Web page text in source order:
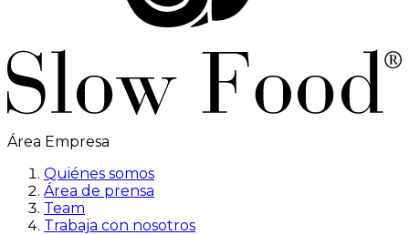
Área Empresa
Quiénes somos
Área de prensa
Team
Trabaja con nosotros